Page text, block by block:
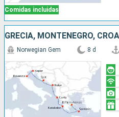
Comidas incluidas
Norwegian Gem 8 d